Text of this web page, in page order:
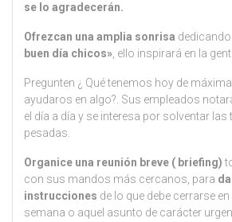
se lo agradecerán.
Ofrezcan una amplia sonrisa
buen día chicos», ello inspirará en la
Pregunten ¿ Qué tenemos hoy de
ayudaros en algo?. Sus empleados
el día a día y se interesa por solventar las
pesadas.
Organice una reunión breve ( briefing)
con sus mandos más cercanos, para
instrucciones de lo que debe cerrarse en
semana o aquel asunto de carácter